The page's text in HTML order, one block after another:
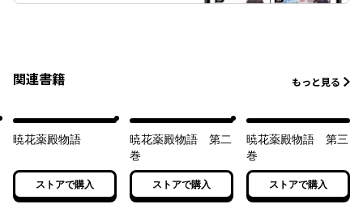
関連書籍 もっと見る
暁花薬殿物語
ストアで購入
暁花薬殿物語 第二
巻
ストアで購入
暁花薬殿物語 第三
巻
ストアで購入